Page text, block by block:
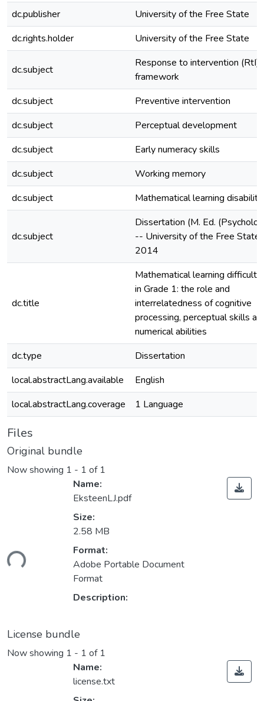
dc.publisher
University of the Free State
dc.rights.holder
University of the Free State
dc.subject
Response to intervention (RtI)
framework
dc.subject
Preventive intervention
dc.subject
Perceptual development
dc.subject
Early numeracy skills
dc.subject
Working memory
dc.subject
Mathematical learning disability
dc.subject
Dissertation (M. Ed.
-- University of the Free State,
2014
dc.title
Mathematical learning
in Grade 1: the role and
interrelatedness of cognitive
processing, perceptual skills
numerical abilities
dc.type
Dissertation
local.abstractLang.available
English
local.abstractLang.coverage
1 Language
Files
Original bundle
Now showing 1 - 1 of 1
Loading...
Name:
EksteenLJ.pdf
Size:
2.58 MB
Format:
Adobe Portable Document
Format
Description:
License bundle
Now showing 1 - 1 of 1
Name:
license.txt